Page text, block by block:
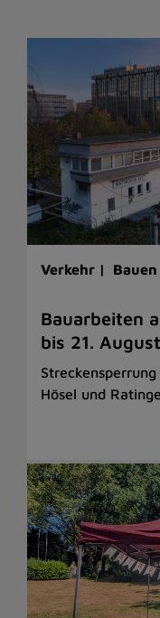
Verkehr | Bauen
Bauarbeiten
bis 21. August
Hösel und